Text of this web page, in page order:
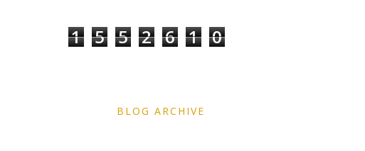
1 5 5 2 6 1 0
BLOG ARCHIVE